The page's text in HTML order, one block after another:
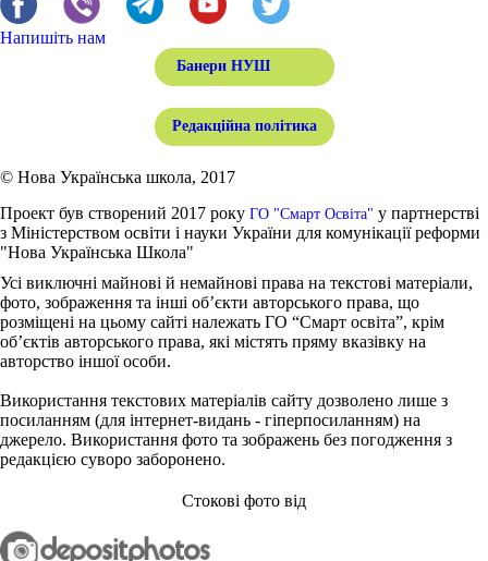
Напишіть нам
Банери НУШ
Редакційна політика
© Нова Українська школа, 2017
Проект був створений 2017 року ГО "Смарт Освіта" у партнерстві
з Міністерством освіти і науки України для комунікації реформи
"Нова Українська Школа"
Усі виключні майнові й немайнові права на текстові матеріали,
фото, зображення та інші об’єкти авторського права, що
розміщені на цьому сайті належать ГО “Смарт освіта”, крім
об’єктів авторського права, які містять пряму вказівку на
авторство іншої особи.
Використання текстових матеріалів сайту дозволено лише з
посиланням (для інтернет-видань - гіперпосиланням) на
джерело. Використання фото та зображень без погодження з
редакцією суворо заборонено.
Стокові фото від